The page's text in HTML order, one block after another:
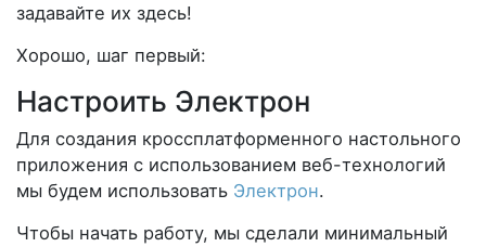
задавайте их здесь!
Хорошо, шаг первый:
Настроить Электрон
Для создания кроссплатформенного настольного
приложения с использованием веб-технологий
мы будем использовать Электрон.
Чтобы начать работу, мы сделали минимальный